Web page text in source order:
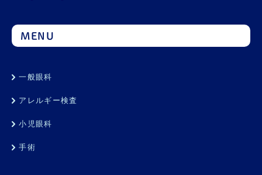
MENU
一般眼科
アレルギー検査
小児眼科
手術